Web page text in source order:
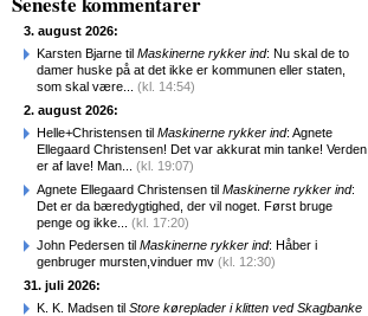
3. august 2026:
Karsten Bjarne til Maskinerne rykker ind: Nu skal de to
damer huske på at det ikke er kommunen eller staten,
som skal være... (kl. 14:54)
2. august 2026:
Helle+Christensen til Maskinerne rykker ind: Agnete
Ellegaard Christensen! Det var akkurat min tanke! Verden
er af lave! Man... (kl. 19:07)
Agnete Ellegaard Christensen til Maskinerne rykker ind:
Det er da bæredygtighed, der vil noget. Først bruge
penge og ikke... (kl. 17:20)
John Pedersen til Maskinerne rykker ind: Håber i
genbruger mursten,vinduer mv (kl. 12:30)
31. juli 2026:
K. K. Madsen til Store køreplader i klitten ved Skagbanke